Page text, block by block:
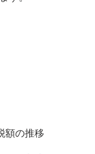
額の推移